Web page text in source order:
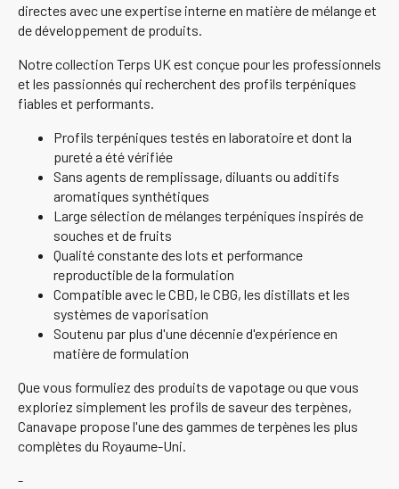
directes avec une expertise interne en matière de mélange et
de développement de produits.
Notre collection Terps UK est conçue pour les professionnels
et les passionnés qui recherchent des profils terpéniques
fiables et performants.
Profils terpéniques testés en laboratoire et dont la
pureté a été vérifiée
Sans agents de remplissage, diluants ou additifs
aromatiques synthétiques
Large sélection de mélanges terpéniques inspirés de
souches et de fruits
Qualité constante des lots et performance
reproductible de la formulation
Compatible avec le CBD, le CBG, les distillats et les
systèmes de vaporisation
Soutenu par plus d'une décennie d'expérience en
matière de formulation
Que vous formuliez des produits de vapotage ou que vous
exploriez simplement les profils de saveur des terpènes,
Canavape propose l'une des gammes de terpènes les plus
complètes du Royaume-Uni.
-